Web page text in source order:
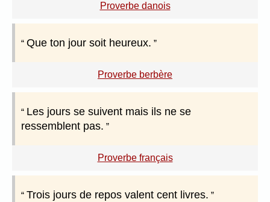
Proverbe danois
Que ton jour soit heureux.
Proverbe berbère
Les jours se suivent mais ils ne se
ressemblent pas.
Proverbe français
Trois jours de repos valent cent livres.